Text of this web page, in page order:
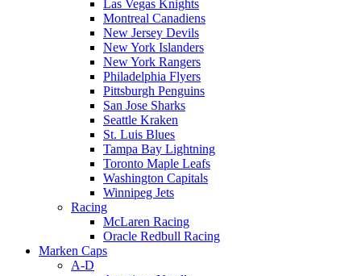
Las Vegas Knights
Montreal Canadiens
New Jersey Devils
New York Islanders
New York Rangers
Philadelphia Flyers
Pittsburgh Penguins
San Jose Sharks
Seattle Kraken
St. Luis Blues
Tampa Bay Lightning
Toronto Maple Leafs
Washington Capitals
Winnipeg Jets
Racing
McLaren Racing
Oracle Redbull Racing
Marken Caps
A-D